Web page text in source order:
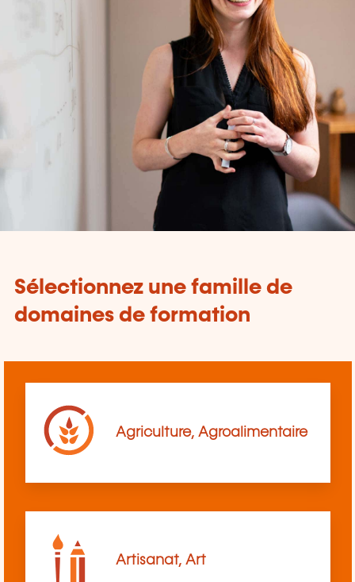
Sélectionnez une famille de
domaines de formation
Agriculture, Agroalimentaire
Artisanat, Art